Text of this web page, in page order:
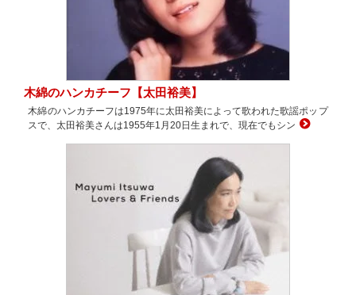
木綿のハンカチーフ【太田裕美】
木綿のハンカチーフは1975年に太田裕美によって歌われた歌謡ポップ
スで、太田裕美さんは1955年1月20日生まれで、現在でもシン